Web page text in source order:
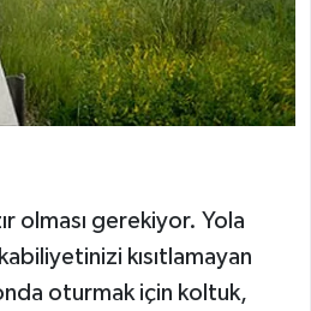
olması gerekiyor. Yola
kısıtlamayan
oturmak için koltuk,